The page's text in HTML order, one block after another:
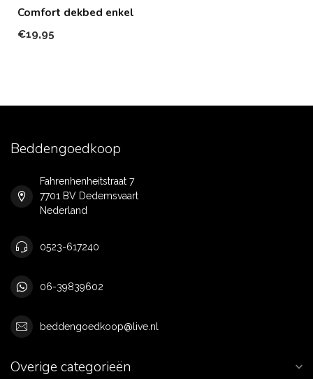
Comfort dekbed enkel
€19,95
Beddengoedkoop
Fahrenhenheitstraat 7
7701 BV Dedemsvaart
Nederland
0523-617240
06-39839602
beddengoedkoop@live.nl
Overige categorieën